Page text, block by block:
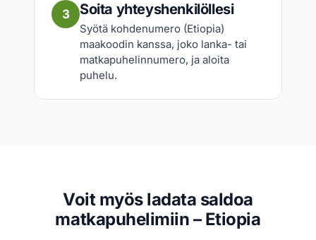
3 Soita yhteyshenkilöllesi
Syötä kohdenumero (Etiopia)
maakoodin kanssa, joko lanka- tai
matkapuhelinnumero, ja aloita
puhelu.
Voit myös ladata saldoa
matkapuhelimiin – Etiopia